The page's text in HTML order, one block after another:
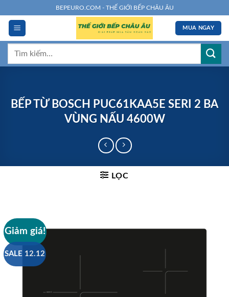
đến
dung
BEPEURO.COM - THẾ GIỚI BẾP CHÂU ÂU
MUA NGAY
Tìm
BẾP TỪ BOSCH PUC61KAA5E SERI 2 BA
VÙNG NẤU 4600W
LỌC
Giảm giá!
SALE 12.12